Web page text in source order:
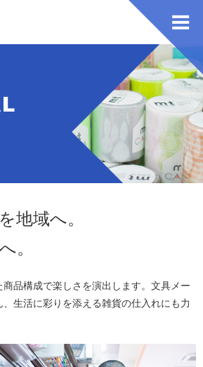
地域へ。
。
品構成で楽しさを演出します。文具メー
生活に彩りを添える雑貨の仕入れにも力